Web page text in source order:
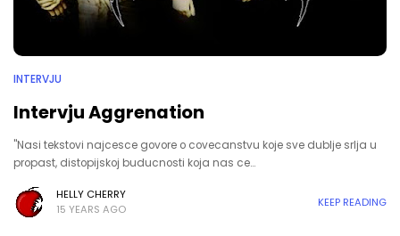
INTERVJU
Intervju Aggrenation
"Nasi tekstovi najcesce govore o covecanstvu koje sve dublje srlja u
propast, distopijskoj buducnosti koja nas ce…
HELLY CHERRY
15 YEARS AGO
KEEP READING